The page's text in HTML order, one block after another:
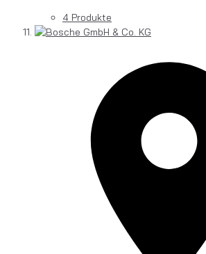
4 Produkte